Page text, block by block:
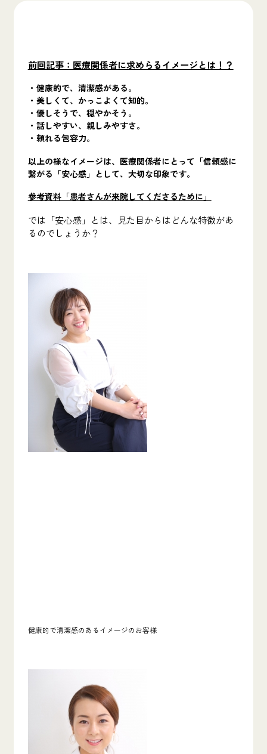
前回記事：医療関係者に求めらるイメージとは！？
・健康的で、清潔感がある。
・美しくて、かっこよくて知的。
・優しそうで、穏やかそう。
・話しやすい、親しみやすさ。
・頼れる包容力。
以上の様なイメージは、医療関係者にとって「信頼感に
繋がる「安心感」として、大切な印象です。
参考資料「患者さんが来院してくださるために」
では「安心感」とは、見た目からはどんな特徴があ
るのでしょうか？
健康的で清潔感のあるイメージのお客様